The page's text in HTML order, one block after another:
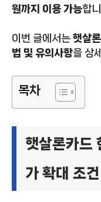
원까지 이용 가능합
이번 글에서는 햇살
법 및 유의사항을 상
목차
햇살론카드
가 확대 조건